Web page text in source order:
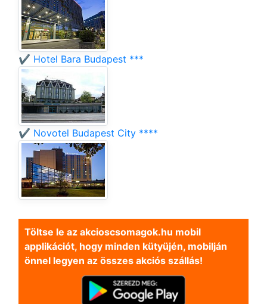
✔️ Hotel Bara Budapest ***
✔️ Novotel Budapest City ****
Töltse le az akcioscsomagok.hu mobil
applikációt, hogy minden kütyüjén, mobilján
önnel legyen az összes akciós szállás!